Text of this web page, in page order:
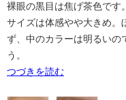
裸眼の黒目は焦げ茶色です。
サイズは体感やや大きめ。
ず、中のカラーは明るいの
う。
つづきを読む